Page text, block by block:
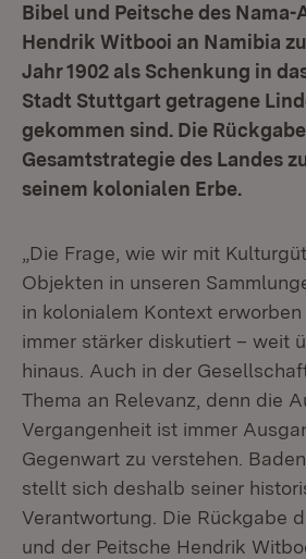
Bibel und Peitsche des Nama-
Hendrik Witbooi an Namibia
Jahr 1902 als Schenkung in
Stadt Stuttgart getragene
gekommen sind. Die
Gesamtstrategie des Landes
seinem kolonialen Erbe.
„Die Frage, wie wir mit
Objekten in unseren
in kolonialem Kontext
immer stärker diskutiert – weit
hinaus. Auch in der
Thema an Relevanz, denn die
Vergangenheit ist immer
Gegenwart zu verstehen.
stellt sich deshalb seiner
Verantwortung. Die Rückgabe
und der Peitsche Hendrik